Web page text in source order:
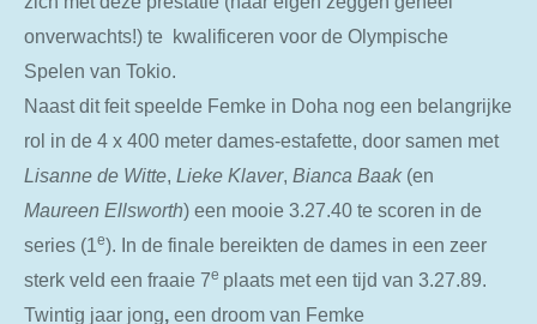
onverwachts!) te kwalificeren voor de Olympische
Spelen van Tokio.
Naast dit feit speelde Femke in Doha nog een belangrijke
rol in de 4 x 400 meter dames-estafette, door samen met
Lisanne de Witte, Lieke Klaver, Bianca Baak(en
Maureen Ellsworth) een mooie 3.27.40 te scoren in de
series (1e). In de finale bereikten de dames in een zeer
sterk veld een fraaie 7e plaats met een tijd van 3.27.89.
Twintig jaar jong, een droom van Femke